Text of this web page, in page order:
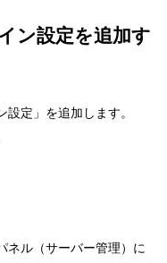
ン設定を追加す
定」を追加します。
ネル（サーバー管理）に